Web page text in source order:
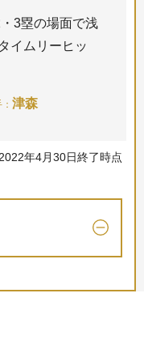
3塁の場面で浅
イムリーヒッ
津森
年4月30日終了時点